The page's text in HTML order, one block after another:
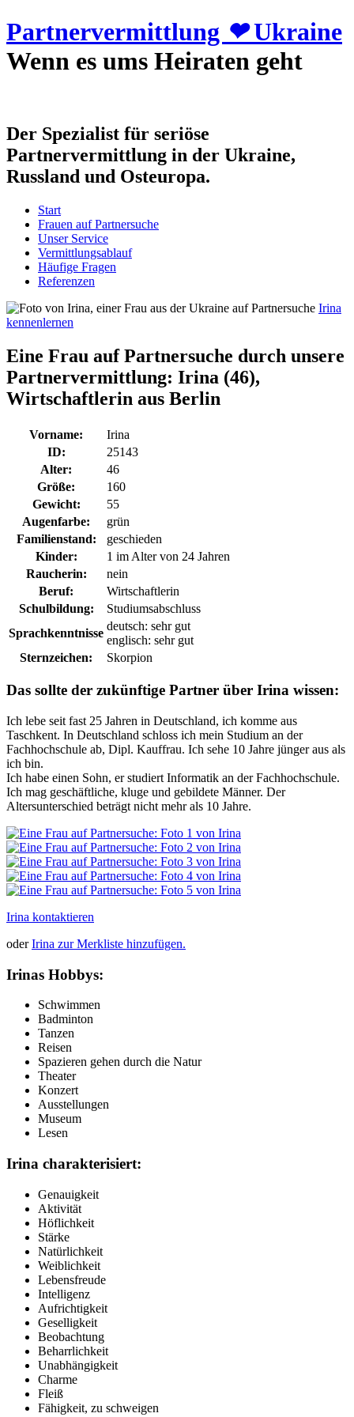
Partnervermittlung ❤Ukraine
Wenn es ums Heiraten geht
Der Spezialist für seriöse
Partnervermittlung in der Ukraine,
Russland und Osteuropa.
Start
Frauen auf Partnersuche
Unser Service
Vermittlungsablauf
Häufige Fragen
Referenzen
Irina
kennenlernen
Eine Frau auf Partnersuche durch unsere
Partnervermittlung: Irina (46),
Wirtschaftlerin aus Berlin
Vorname:
Irina
ID:
25143
Alter:
46
Größe:
160
Gewicht:
55
Augenfarbe:
grün
Familienstand:
geschieden
Kinder:
1 im Alter von 24 Jahren
Raucherin:
nein
Beruf:
Wirtschaftlerin
Schulbildung:
Studiumsabschluss
Sprachkenntnisse
deutsch: sehr gut
englisch: sehr gut
Sternzeichen:
Skorpion
Das sollte der zukünftige Partner über Irina wissen:
Ich lebe seit fast 25 Jahren in Deutschland, ich komme aus
Taschkent. In Deutschland schloss ich mein Studium an der
Fachhochschule ab, Dipl. Kauffrau. Ich sehe 10 Jahre jünger aus als
ich bin.
Ich habe einen Sohn, er studiert Informatik an der Fachhochschule.
Ich mag geschäftliche, kluge und gebildete Männer. Der
Altersunterschied beträgt nicht mehr als 10 Jahre.
Irina kontaktieren
oderIrina zur Merkliste hinzufügen.
Irinas Hobbys:
Schwimmen
Badminton
Tanzen
Reisen
Spazieren gehen durch die Natur
Theater
Konzert
Ausstellungen
Museum
Lesen
Irina charakterisiert:
Genauigkeit
Aktivität
Höflichkeit
Stärke
Natürlichkeit
Weiblichkeit
Lebensfreude
Intelligenz
Aufrichtigkeit
Geselligkeit
Beobachtung
Beharrlichkeit
Unabhängigkeit
Charme
Fleiß
Fähigkeit, zu schweigen